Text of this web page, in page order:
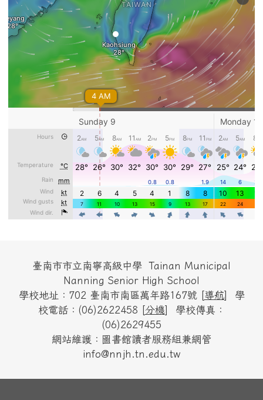
頁尾區域內容
臺南市市立南寧高級中學 Tainan Municipal
Nanning Senior High School
學校地址：702 臺南市南區萬年路167號 [導航] 學
校電話：(06)2622458 [分機] 學校傳真：
(06)2629455
網站維護：圖書館讀者服務組兼網管
info@nnjh.tn.edu.tw